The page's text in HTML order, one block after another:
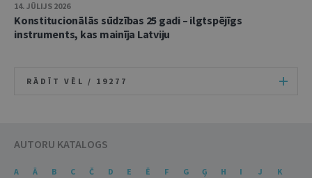
14. JŪLIJS 2026
Konstitucionālās sūdzības 25 gadi – ilgtspējīgs
instruments, kas mainīja Latviju
RĀDĪT VĒL / 19277
AUTORU KATALOGS
A Ā B C Č D E Ē F G Ģ H I J
K